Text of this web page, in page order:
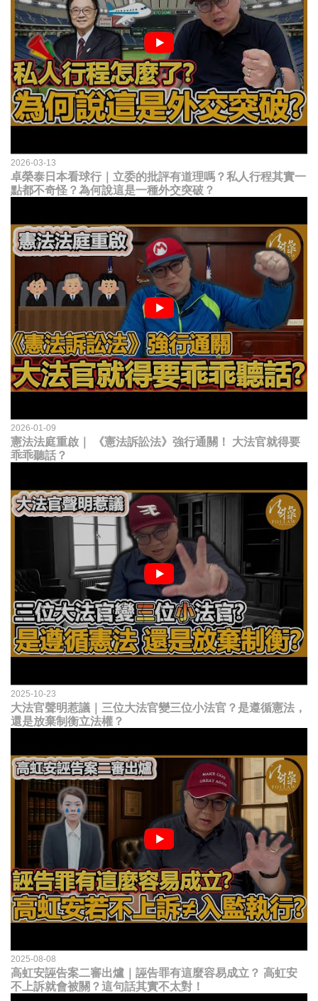
2026-03-13
卓榮泰日本看球行｜立委的批評有道理嗎？私人行程其實一
點都不奇怪？為何說這是一種外交突破？
2026-01-09
憲法法庭重啟｜ 《憲法訴訟法》強行通關！ 大法官就得要
乖乖聽話？
2025-10-23
大法官聲明惹議｜三位大法官變三位小法官？是遵循憲法，
還是放棄制衡立法權？
2025-08-08
高虹安誣告案二審出爐｜誣告罪有這麼容易成立？ 高虹安
不上訴就會被關？這句話其實不太對！